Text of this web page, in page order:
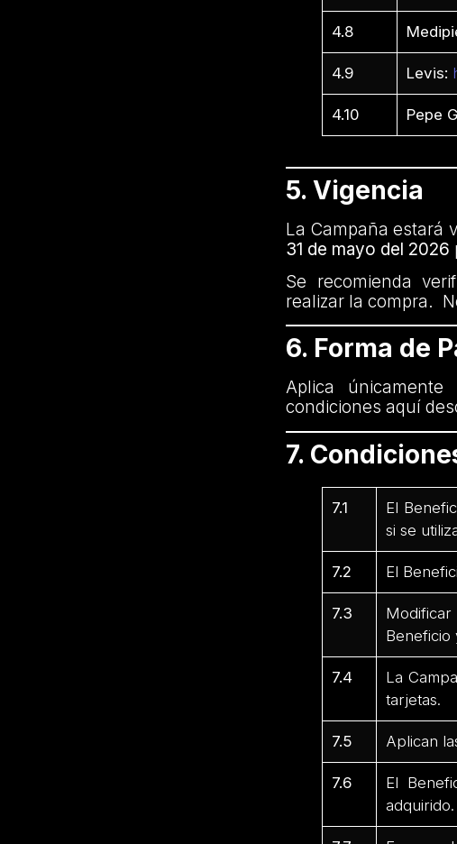
4.8
4.9 Levis:
4.10 Pepe
5. Vigencia
La Campaña estará
31 de mayo del 2026
Se recomienda
realizar la compra.
6. Forma de
Aplica
condiciones aquí
7.
7.1
El
si se
7.2 El
7.3
Beneficio
7.4 La
tarjetas.
7.5 Aplican
7.6
El
adquirido.